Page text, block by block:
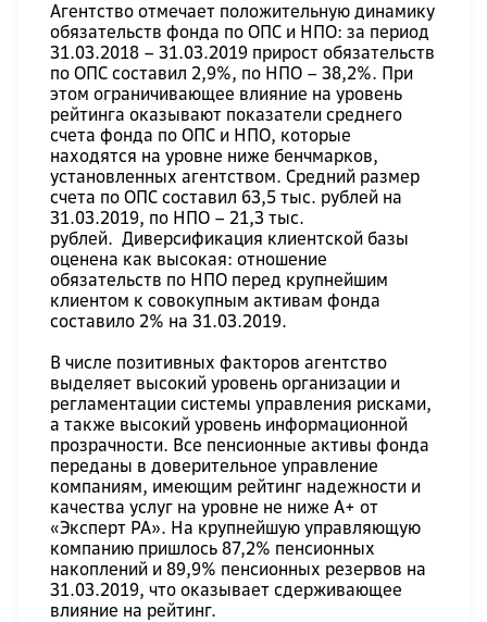
Агентство отмечает положительную динамику
обязательств фонда по ОПС и НПО: за период
31.03.2018 – 31.03.2019 прирост обязательств
по ОПС составил 2,9%, по НПО – 38,2%. При
этом ограничивающее влияние на уровень
рейтинга оказывают показатели среднего
счета фонда по ОПС и НПО, которые
находятся на уровне ниже бенчмарков,
установленных агентством. Средний размер
счета по ОПС составил 63,5 тыс. рублей на
31.03.2019, по НПО – 21,3 тыс.
рублей. Диверсификация клиентской базы
оценена как высокая: отношение
обязательств по НПО перед крупнейшим
клиентом к совокупным активам фонда
составило 2% на 31.03.2019.
В числе позитивных факторов агентство
выделяет высокий уровень организации и
регламентации системы управления рисками,
а также высокий уровень информационной
прозрачности. Все пенсионные активы фонда
переданы в доверительное управление
компаниям, имеющим рейтинг надежности и
качества услуг на уровне не ниже А+ от
«Эксперт РА». На крупнейшую управляющую
компанию пришлось 87,2% пенсионных
накоплений и 89,9% пенсионных резервов на
31.03.2019, что оказывает сдерживающее
влияние на рейтинг.